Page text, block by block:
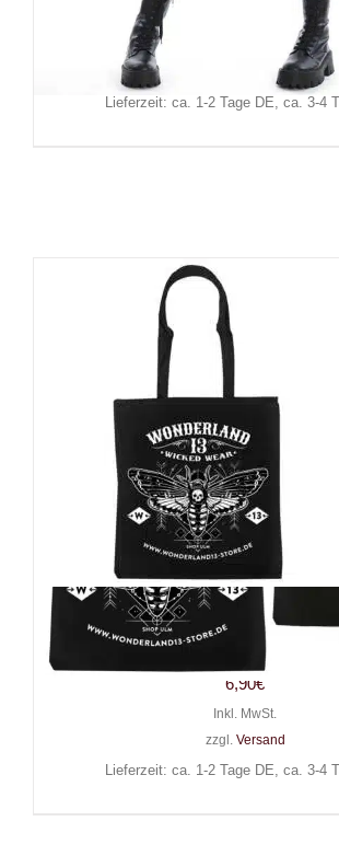
Versand
Lieferzeit: ca. 1-2 Tage DE, ca. 3-4
Wonderland 13
Mystic Moth
6,90€
Inkl. MwSt.
zzgl. Versand
Lieferzeit: ca. 1-2 Tage DE, ca. 3-4